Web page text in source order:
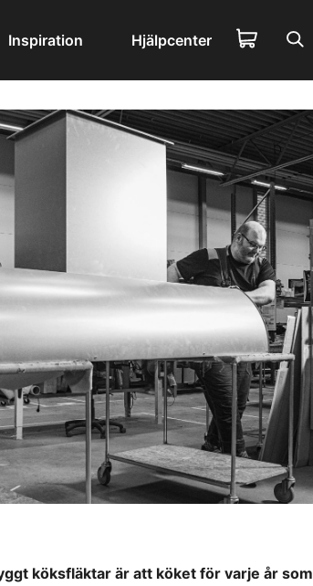
Inspiration Hjälpcenter
köksfläktar är att köket för varje år som